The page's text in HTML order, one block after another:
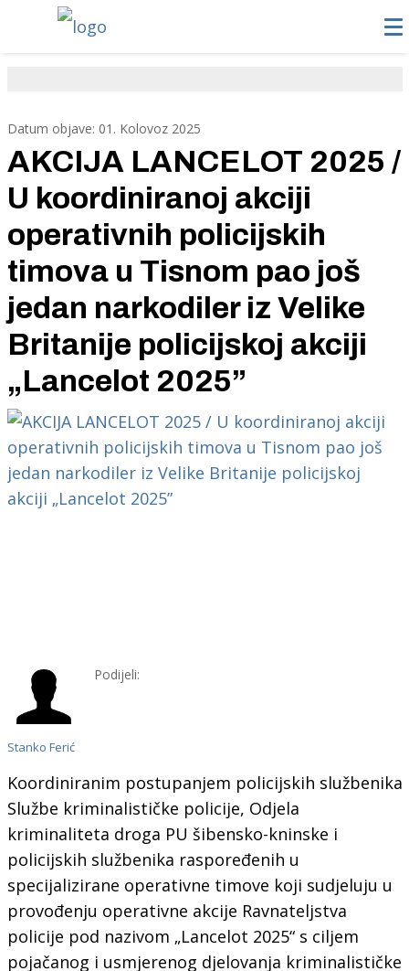
Datum objave: 01. Kolovoz 2025
AKCIJA LANCELOT 2025 /
U koordiniranoj akciji
operativnih policijskih
timova u Tisnom pao još
jedan narkodiler iz Velike
Britanije policijskoj akciji
„Lancelot 2025”
Stanko Ferić
Podijeli:
Koordiniranim postupanjem policijskih službenika
Službe kriminalističke policije, Odjela
kriminaliteta droga PU šibensko-kninske i
policijskih službenika raspoređenih u
specijalizirane operativne timove koji sudjeluju u
provođenju operativne akcije Ravnateljstva
policije pod nazivom „Lancelot 2025“ s ciljem
pojačanog i usmjerenog djelovanja kriminalističke